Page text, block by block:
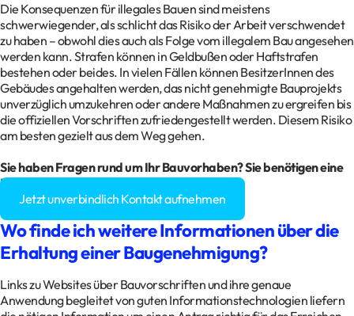
Die Konsequenzen für illegales Bauen sind meistens
schwerwiegender, als schlicht das Risiko der Arbeit verschwendet
zu haben – obwohl dies auch als Folge vom illegalem Bau angesehen
werden kann. Strafen können in Geldbußen oder Haftstrafen
bestehen oder beides. In vielen Fällen können BesitzerInnen des
Gebäudes angehalten werden, das nicht genehmigte Bauprojekts
unverzüglich umzukehren oder andere Maßnahmen zu ergreifen bis
die offiziellen Vorschriften zufriedengestellt werden. Diesem Risiko
am besten gezielt aus dem Weg gehen.
Sie haben Fragen rund um Ihr Bauvorhaben? Sie benötigen eine
Baugenehmigung?
Jetzt unverbindlich Kontakt aufnehmen
Wo finde ich weitere Informationen über die
Erhaltung einer Baugenehmigung?
Links zu Websites über Bauvorschriften und ihre genaue
Anwendung begleitet von guten Informationstechnologien liefern